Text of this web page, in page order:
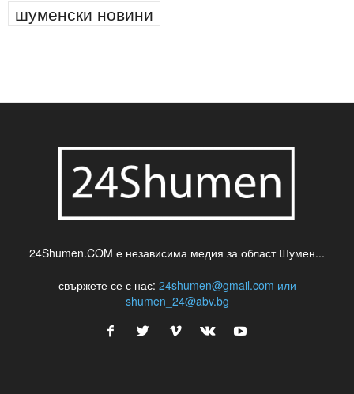
шуменски новини
24Shumen.COM е независима медия за област Шумен...
свържете се с нас: 24shumen@gmail.com или
shumen_24@abv.bg